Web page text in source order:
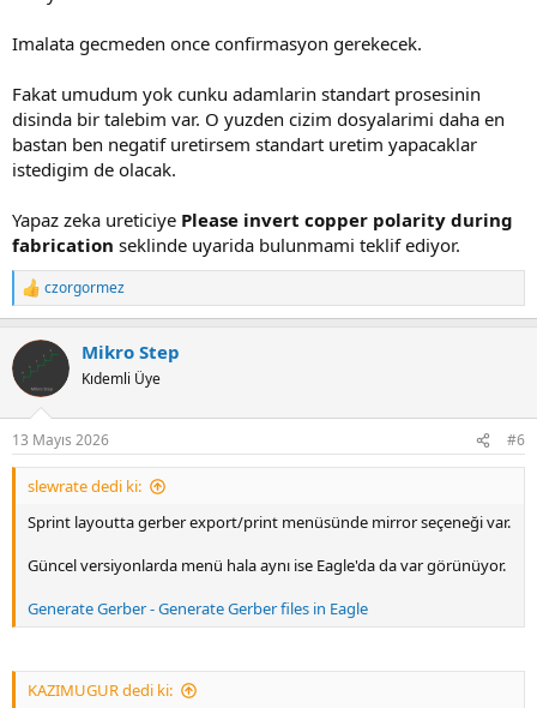
Imalata gecmeden once confirmasyon gerekecek.
Fakat umudum yok cunku adamlarin standart prosesinin
disinda bir talebim var. O yuzden cizim dosyalarimi daha en
bastan ben negatif uretirsem standart uretim yapacaklar
istedigim de olacak.
Yapaz zeka ureticiye Please invert copper polarity during
fabrication seklinde uyarida bulunmami teklif ediyor.
R
e
c
t
i
s
:
czorgormez
Mikro Step
Kıdemli Üye
13 Mayıs 2026 #6
slewrate dedi ki:
Sprint layoutta gerber export/print menüsünde mirror seçeneği var.
Güncel versiyonlarda menü hala aynı ise Eagle'da da var görünüyor.
Generate Gerber - Generate Gerber files in Eagle
KAZIMUGUR dedi ki: